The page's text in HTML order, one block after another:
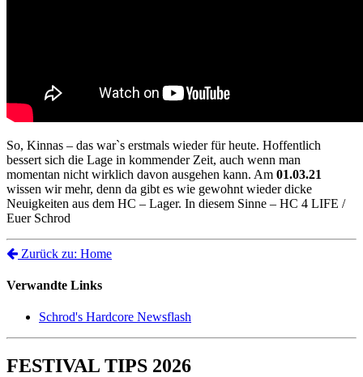
So, Kinnas – das war`s erstmals wieder für heute. Hoffentlich
bessert sich die Lage in kommender Zeit, auch wenn man
momentan nicht wirklich davon ausgehen kann. Am 01.03.21
wissen wir mehr, denn da gibt es wie gewohnt wieder dicke
Neuigkeiten aus dem HC – Lager. In diesem Sinne – HC 4 LIFE /
Euer Schrod
Zurück zu: Home
Verwandte Links
Schrod's Hardcore Newsflash
FESTIVAL TIPS 2026